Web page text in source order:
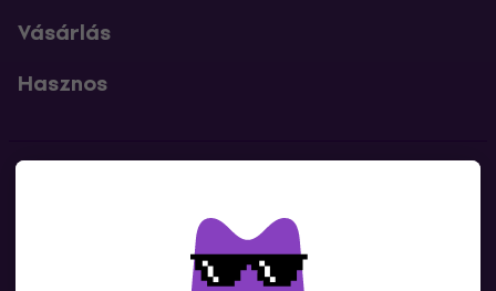
Vásárlás
Hasznos
Lépj kapcsolatba velünk